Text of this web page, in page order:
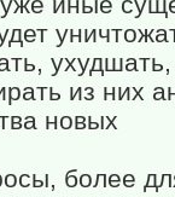
ухудшать,
из них
новых
более